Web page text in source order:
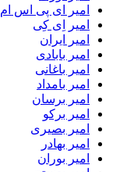
امیر ای پی اس ام
امیر اِی کِی
امیر ایران
امیر بابادی
امیر باغانی
امیر بامداد
امیر برسان
امیر برکو
امیر بصیری
امیر بهادر
امیر بوران